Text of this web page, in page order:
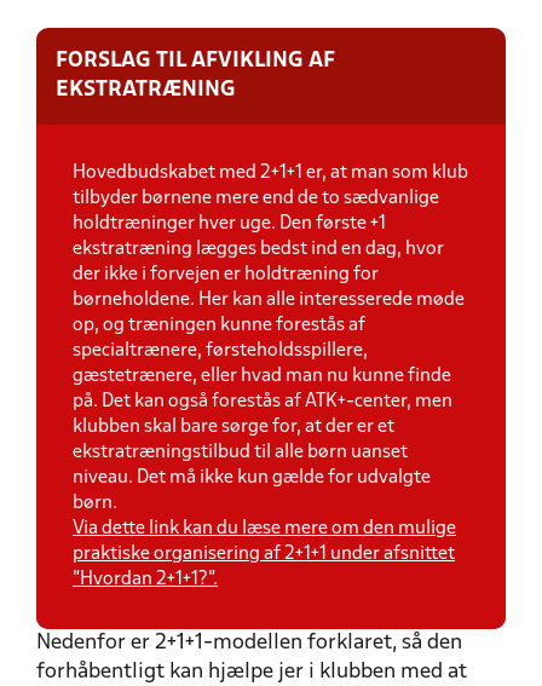
FORSLAG TIL AFVIKLING AF
EKSTRATRÆNING
Hovedbudskabet med 2+1+1 er, at man som klub
tilbyder børnene mere end de to sædvanlige
holdtræninger hver uge. Den første +1
ekstratræning lægges bedst ind en dag, hvor
der ikke i forvejen er holdtræning for
børneholdene. Her kan alle interesserede møde
op, og træningen kunne forestås af
specialtrænere, førsteholdsspillere,
gæstetrænere, eller hvad man nu kunne finde
på. Det kan også forestås af ATK+-center, men
klubben skal bare sørge for, at der er et
ekstratræningstilbud til alle børn uanset
niveau. Det må ikke kun gælde for udvalgte
børn.
Via dette link kan du læse mere om den mulige
praktiske organisering af 2+1+1 under afsnittet
”Hvordan 2+1+1?”.
Nedenfor er 2+1+1-modellen forklaret, så den
forhåbentligt kan hjælpe jer i klubben med at